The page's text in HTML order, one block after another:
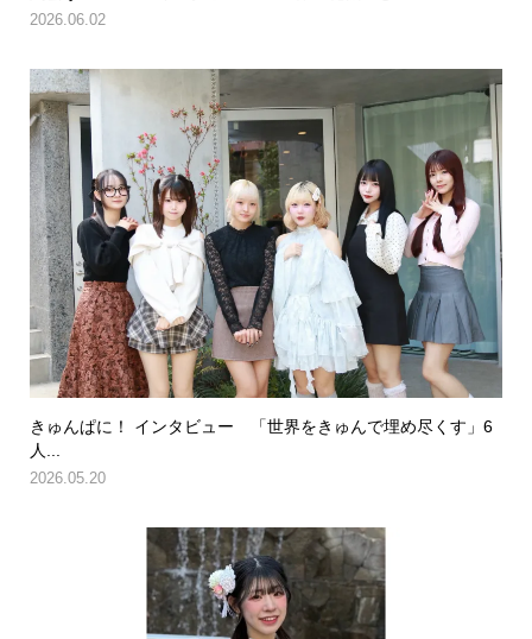
2026.06.02
きゅんぱに！ インタビュー 「世界をきゅんで埋め尽くす」6
人...
2026.05.20